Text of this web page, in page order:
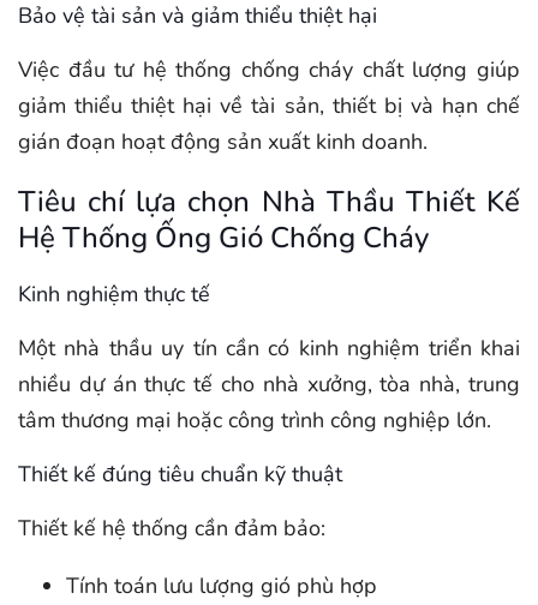
Bảo vệ tài sản và giảm thiểu thiệt hại
Việc đầu tư hệ thống chống cháy chất lượng giúp
giảm thiểu thiệt hại về tài sản, thiết bị và hạn chế
gián đoạn hoạt động sản xuất kinh doanh.
Tiêu chí lựa chọn Nhà Thầu Thiết Kế
Hệ Thống Ống Gió Chống Cháy
Kinh nghiệm thực tế
Một nhà thầu uy tín cần có kinh nghiệm triển khai
nhiều dự án thực tế cho nhà xưởng, tòa nhà, trung
tâm thương mại hoặc công trình công nghiệp lớn.
Thiết kế đúng tiêu chuẩn kỹ thuật
Thiết kế hệ thống cần đảm bảo:
Tính toán lưu lượng gió phù hợp